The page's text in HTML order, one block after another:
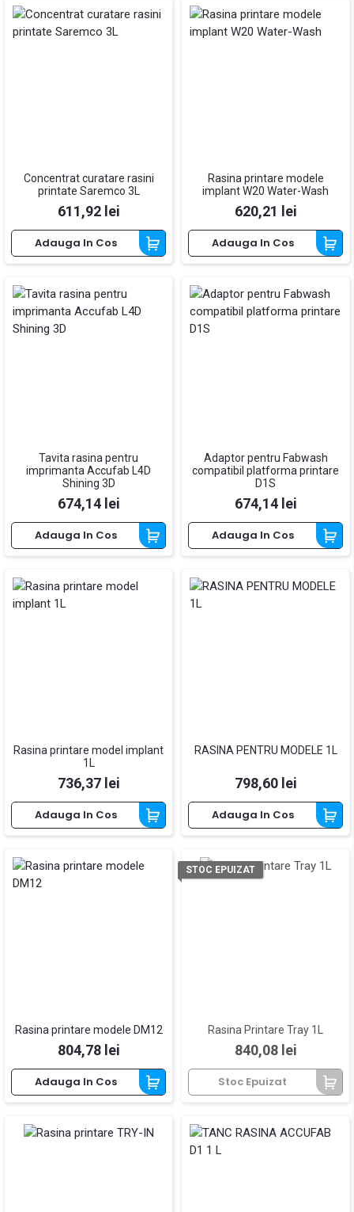
Concentrat curatare rasini
printate Saremco 3L
Pret
611,92 lei
Adauga In Cos
Rasina printare modele
implant W20 Water-Wash
Pret
620,21 lei
Adauga In Cos
Tavita rasina pentru
imprimanta Accufab L4D
Shining 3D
Pret
674,14 lei
Adauga In Cos
Adaptor pentru Fabwash
compatibil platforma printare
D1S
Pret
674,14 lei
Adauga In Cos
Rasina printare model implant
1L
Pret
736,37 lei
Adauga In Cos
RASINA PENTRU MODELE 1L
Pret
798,60 lei
Adauga In Cos
Rasina printare modele DM12
Pret
804,78 lei
Adauga In Cos
Rasina Printare Tray 1L
Pret
840,08 lei
Stoc Epuizat
STOC EPUIZAT